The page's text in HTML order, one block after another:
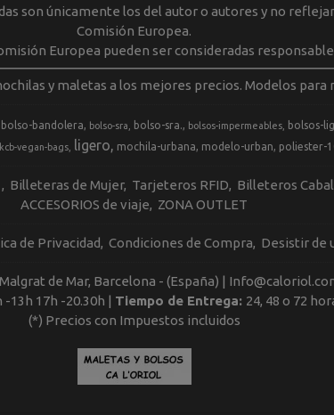
son únicamente los del autor o autores y no
Comisión Europea.
Europea pueden ser consideradas
y maletas a los mejores precios. Modelos para
bolso-bandolera bolso-sra bolso-sra. bolsos-impermeables bolsos-
kcb-vegan-bags ligero mochila-urbana modelo-urban poliester-
Billeteras de Mujer Tarjeteros RFID Billeteros
ACCESORIOS de viaje ZONA OUTLET
de Privacidad Condiciones de Compra Desistir de
de Mar, Barcelona - (España) |
-13h 17h -20.30h | Tiempo de Entrega: 24, 48 o 72
(*) Precios con Impuestos incluidos